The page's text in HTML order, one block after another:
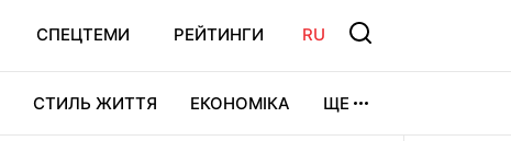
СПЕЦТЕМИ РЕЙТИНГИ RU
СТИЛЬ ЖИТТЯ ЕКОНОМІКА ЩЕ